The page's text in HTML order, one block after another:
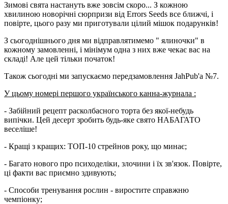
Зимові свята настануть вже зовсім скоро... З кожною
хвилиною новорічні сюрпризи від Errors Seeds все ближчі, і
повірте, цього разу ми приготували цілий мішок подарунків!
З сьогоднішнього дня ми відправлятимемо " ялиночки" в
кожному замовленні, і мінімум одна з них вже чекає вас на
складі! Але цей тільки початок!
Також сьогодні ми запускаємо передзамовлення JahPub'a №7.
У цьому номері першого українського канна-журнала :
- Забійний рецепт расколбасного торта без якої-небудь
випічки. Цей десерт зробить будь-яке свято НАБАГАТО
веселіше!
- Кращі з кращих: ТОП-10 стрейнов року, що минає;
- Багато нового про психоделіки, злочини і їх зв'язок. Повірте,
ці факти вас приємно здивують;
- Способи тренування рослин - виростите справжню
чемпіонку;